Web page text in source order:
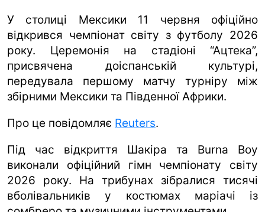
У столиці Мексики 11 червня офіційно
відкрився чемпіонат світу з футболу 2026
року. Церемонія на стадіоні “Ацтека”,
присвячена доіспанській культурі,
передувала першому матчу турніру між
збірними Мексики та Південної Африки.
Про це повідомляє Reuters.
Під час відкриття Шакіра та Burna Boy
виконали офіційний гімн чемпіонату світу
2026 року. На трибунах зібралися тисячі
вболівальників у костюмах маріачі із